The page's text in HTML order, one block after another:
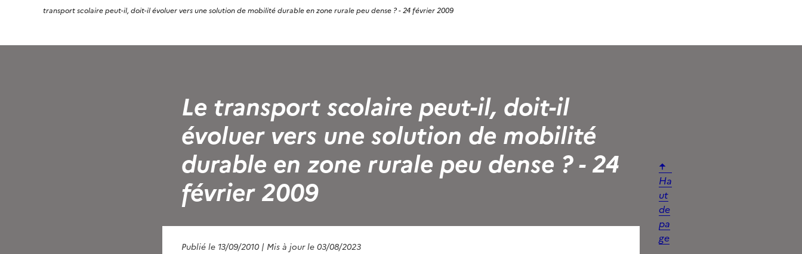
transport scolaire peut-il, doit-il évoluer vers une solution de mobilité durable en zone rurale peu dense ? - 24 février 2009
Le transport scolaire peut-il, doit-il
évoluer vers une solution de mobilité
durable en zone rurale peu dense ? - 24
février 2009
Publié le 13/09/2010 | Mis à jour le 03/08/2023
Ha
ut
de
pa
ge